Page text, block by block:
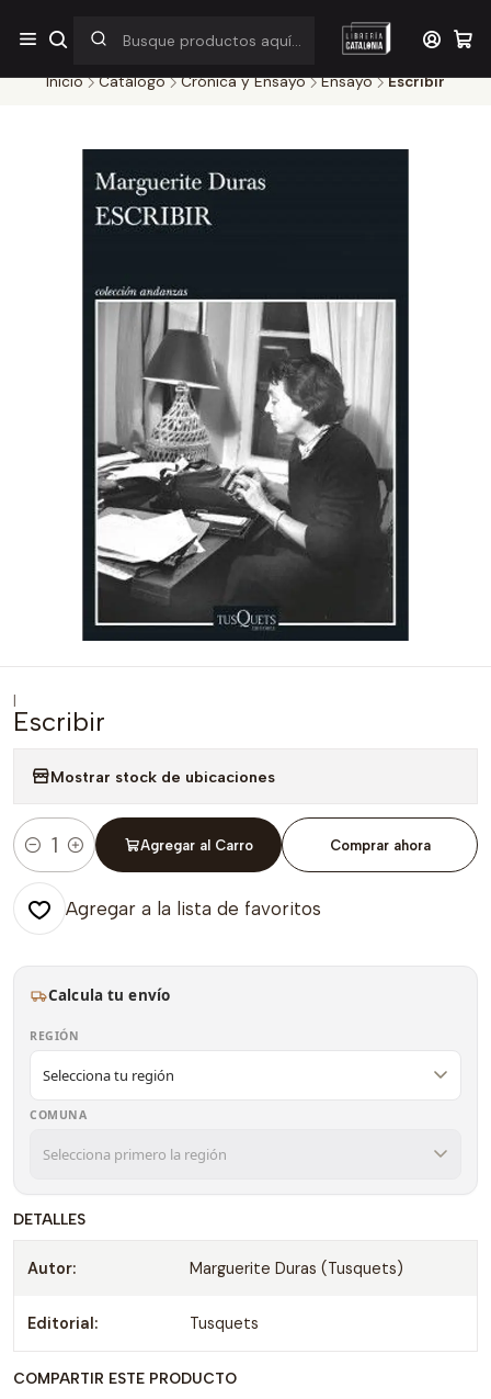
¡Por pocos días! Despacho a $1.000 en RM por compras sobre
$38.000
Inicio Catálogo Crónica y Ensayo Ensayo Escribir
|
Escribir
Mostrar stock de ubicaciones
Cantidad
Agregar al Carro Comprar ahora
Agregar a la lista de favoritos
Calcula tu envío
REGIÓN
COMUNA
DETALLES
Autor: Marguerite Duras (Tusquets)
Editorial: Tusquets
COMPARTIR ESTE PRODUCTO